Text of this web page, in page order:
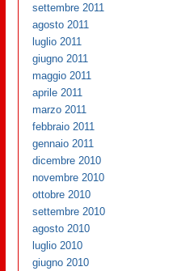
settembre 2011
agosto 2011
luglio 2011
giugno 2011
maggio 2011
aprile 2011
marzo 2011
febbraio 2011
gennaio 2011
dicembre 2010
novembre 2010
ottobre 2010
settembre 2010
agosto 2010
luglio 2010
giugno 2010